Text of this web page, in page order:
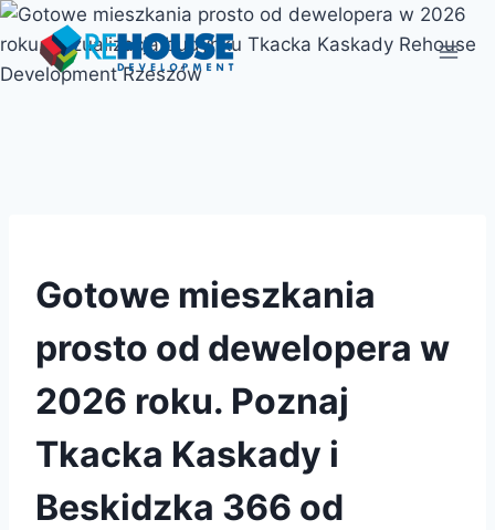
Przejdź
do
treści
Gotowe mieszkania
prosto od dewelopera w
2026 roku. Poznaj
Tkacka Kaskady i
Beskidzka 366 od